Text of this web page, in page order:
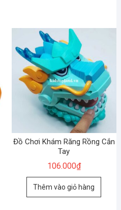
Đồ Chơi Khám Răng Rồng Cắn
Tay
106.000₫
Thêm vào giỏ hàng